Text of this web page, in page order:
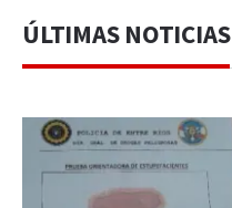
ÚLTIMAS NOTICIAS